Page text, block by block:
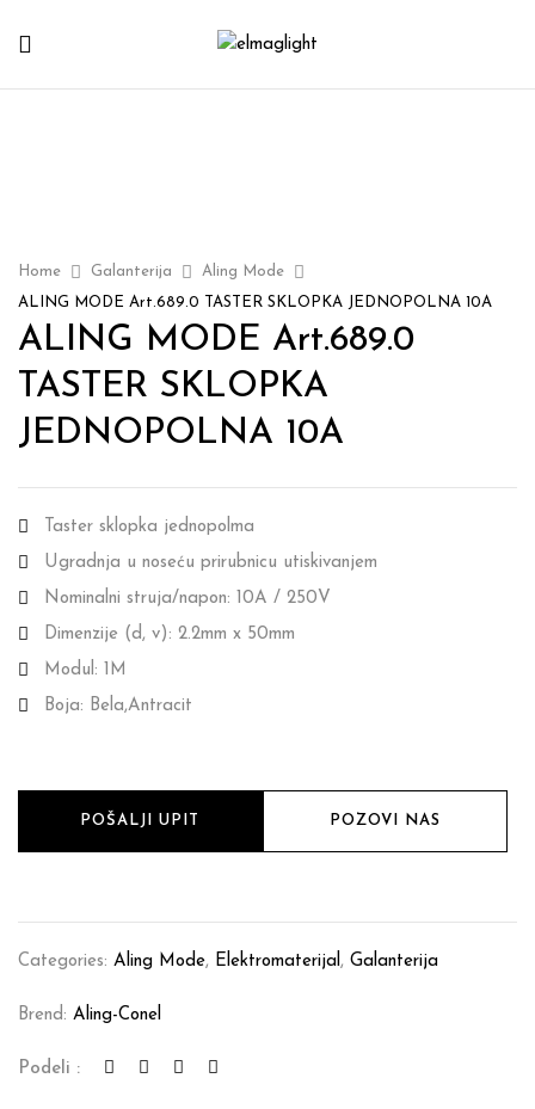
Home Galanterija
Aling Mode
ALING MODE Art.689.0 TASTER SKLOPKA JEDNOPOLNA 10A
ALING MODE Art.689.0
TASTER SKLOPKA
JEDNOPOLNA 10A
Taster sklopka jednopolma
Ugradnja u noseću prirubnicu utiskivanjem
Nominalni struja/napon: 10A / 250V
Dimenzije (d, v): 2.2mm x 50mm
Modul: 1M
Boja: Bela,Antracit
POŠALJI UPIT POZOVI NAS
Categories: Aling Mode, Elektromaterijal, Galanterija
Brend: Aling-Conel
Podeli :